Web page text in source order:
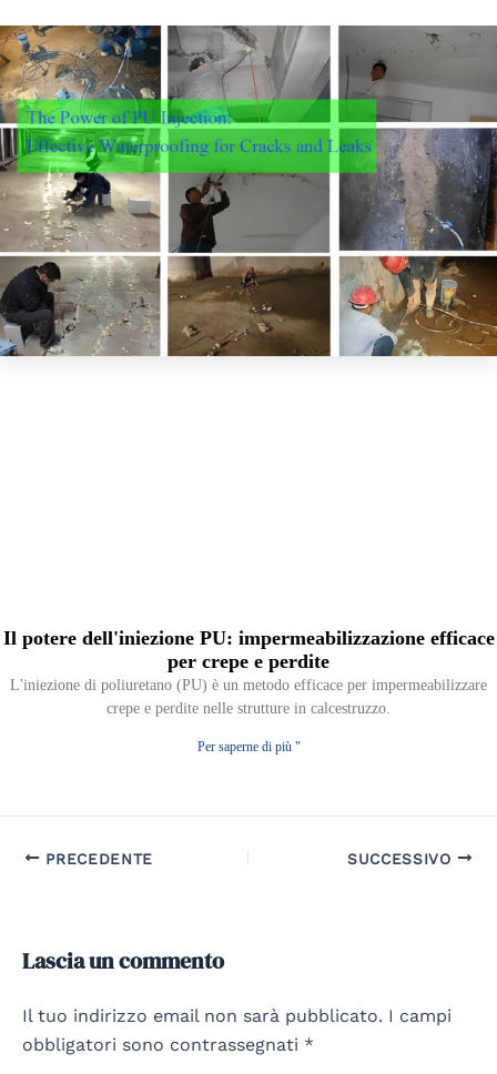
Il potere dell'iniezione PU: impermeabilizzazione efficace
per crepe e perdite
L'iniezione di poliuretano (PU) è un metodo efficace per impermeabilizzare
crepe e perdite nelle strutture in calcestruzzo.
Per saperne di più "
PRECEDENTE SUCCESSIVO
Lascia un commento
Il tuo indirizzo email non sarà pubblicato. I campi
obbligatori sono contrassegnati *